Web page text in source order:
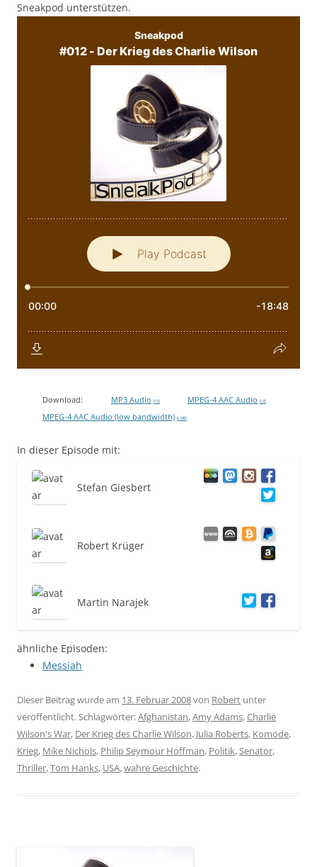
Sneakpod unterstützen.
Download: MP3 Audio 0 B MPEG-4 AAC Audio 0 B
MPEG-4 AAC Audio (low bandwidth) 6 MB
In dieser Episode mit:
Stefan Giesbert
Robert Krüger
Martin Narajek
ähnliche Episoden:
Messiah
Dieser Beitrag wurde am 13. Februar 2008von Robert unter
veröffentlicht. Schlagwörter:Afghanistan,Amy Adams,Charlie
Wilson's War, Der Krieg des Charlie Wilson, Julia Roberts, Komöde,
Krieg, Mike Nichols, Philip Seymour Hoffman, Politik,Senator,
Thriller,Tom Hanks, USA,wahre Geschichte.